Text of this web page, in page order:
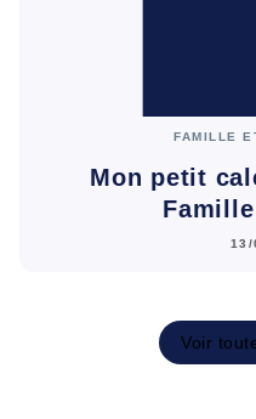
FAMILLE
Mon petit
13/
Voir